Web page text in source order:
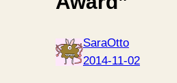
SaraOtto
2014-11-02